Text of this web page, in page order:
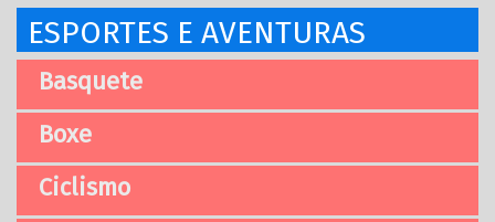
ESPORTES E AVENTURAS
Basquete
Boxe
Ciclismo